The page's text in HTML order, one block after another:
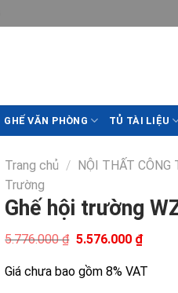
GHẾ VĂN PHÒNG TỦ TÀI LIỆU
Trang chủ / NỘI THẤT CÔNG
Trường
Ghế hội trường
5.776.000₫ Giá
là:
5.776.000 ₫.
5.576.000 ₫Giá
tại
là:
Giá chưa bao gồm 8% VAT